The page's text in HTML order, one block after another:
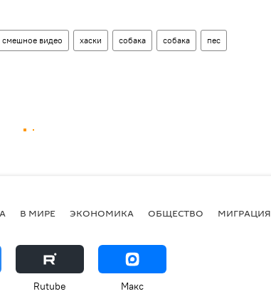
смешное видео хаски собака собака пес
В МИРЕ ЭКОНОМИКА ОБЩЕСТВО МИГРАЦИЯ
Rutube Макс